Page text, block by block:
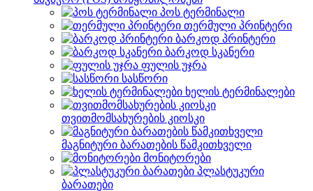
პოს ტერმინალი
თერმული პრინტერი
ბარკოდ პრინტერი
ბარკოდ სკანერი
ფულის უჯრა
სასწორი
ხელის ტერმინალები
თვითმომსახურების კიოსკი
მაგნიტური ბარათების წამკითხველი
მონიტორები
პლასტუკური
ბარათები